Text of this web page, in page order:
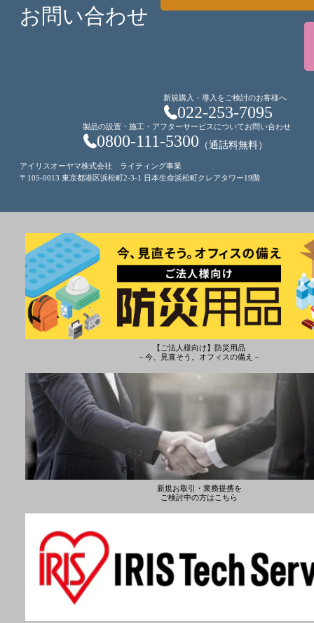
お問い合わせ
新規購入・導入をご検討のお客様へ
022-253-7095
製品の設置・施工・アフターサービスについてお問い合わせ
0800-111-5300 （通話料無料）
アイリスオーヤマ株式会社 ライティング事業
〒105-0013 東京都港区浜松町2-3-1 日本生命浜松町クレアタワー19階
【ご法人様向け】防災用品
－今、見直そう。オフィスの備え－
新規お取引・業務提携を
ご検討中の方はこちら